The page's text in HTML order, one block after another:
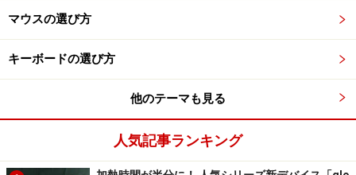
マウスの選び方
キーボードの選び方
他のテーマも見る
人気記事ランキング